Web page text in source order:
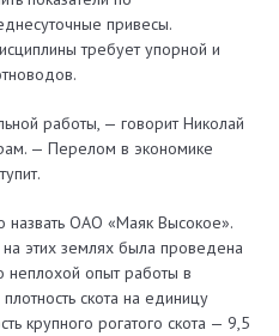
привесы.
требует упорной и
работы, — говорит Николай
— Перелом в экономике
ОАО «Маяк Высокое».
этих землях была проведена
неплохой опыт работы в
скота на единицу
крупного рогатого скота — 9,5